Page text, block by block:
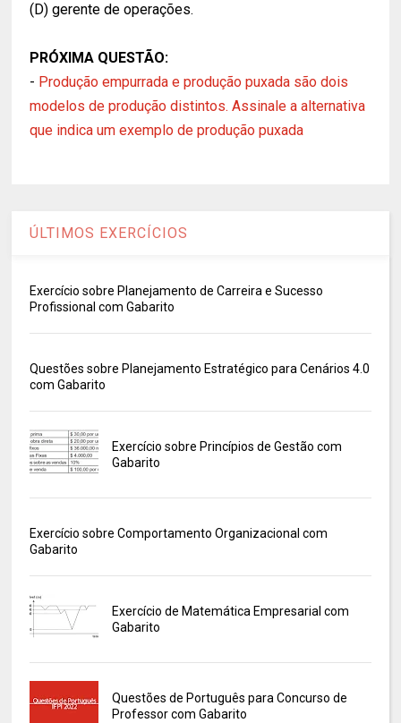
(D) gerente de operações.
PRÓXIMA QUESTÃO:
- Produção empurrada e produção puxada são dois
modelos de produção distintos. Assinale a alternativa
que indica um exemplo de produção puxada
ÚLTIMOS EXERCÍCIOS
Exercício sobre Planejamento de Carreira e Sucesso
Profissional com Gabarito
Questões sobre Planejamento Estratégico para Cenários 4.0
com Gabarito
Exercício sobre Princípios de Gestão com
Gabarito
Exercício sobre Comportamento Organizacional com
Gabarito
Exercício de Matemática Empresarial com
Gabarito
Questões de Português para Concurso de
Professor com Gabarito